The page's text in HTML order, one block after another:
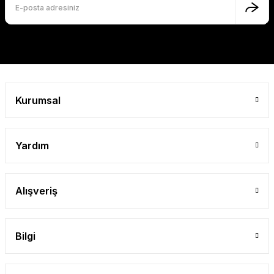
Bu ürüne benzer farklı alternatifler olmalı.
Kurumsal
Yardım
Alışveriş
Bilgi